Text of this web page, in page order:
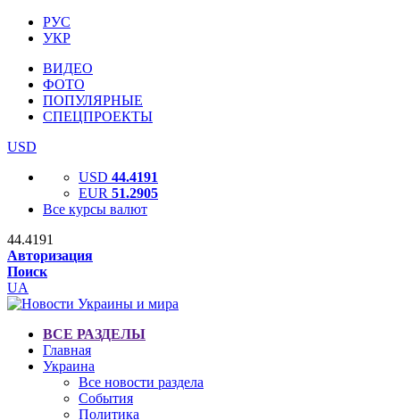
РУС
УКР
ВИДЕО
ФОТО
ПОПУЛЯРНЫЕ
СПЕЦПРОЕКТЫ
USD
USD 44.4191
EUR 51.2905
Все курсы валют
44.4191
Авторизация
Поиск
UA
ВСЕ РАЗДЕЛЫ
Главная
Украина
Все новости раздела
События
Политика